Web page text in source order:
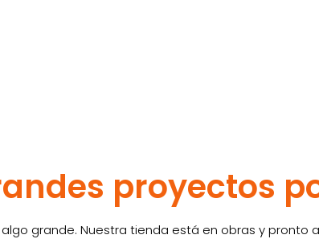
proyectos
grande. Nuestra tienda está en obras y pronto